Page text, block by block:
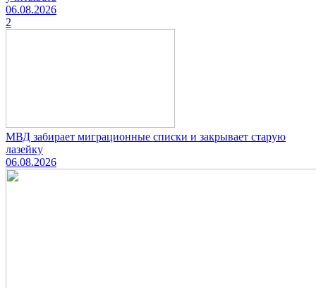
06.08.2026
2
МВД забирает миграционные списки и закрывает старую
лазейку
06.08.2026